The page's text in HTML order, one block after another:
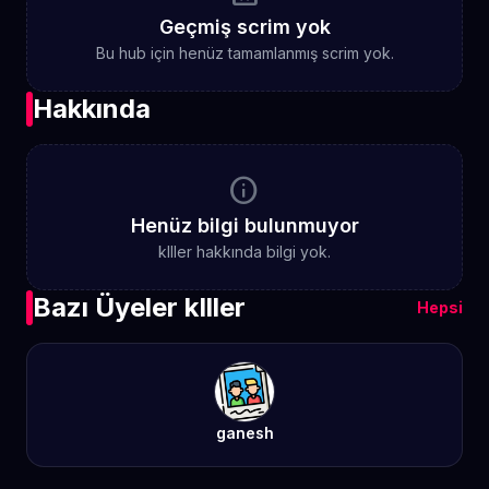
Geçmiş scrim yok
Bu hub için henüz tamamlanmış scrim yok.
Hakkında
info
Henüz bilgi bulunmuyor
kIller hakkında bilgi yok.
Bazı Üyeler kIller Hepsi
ganesh